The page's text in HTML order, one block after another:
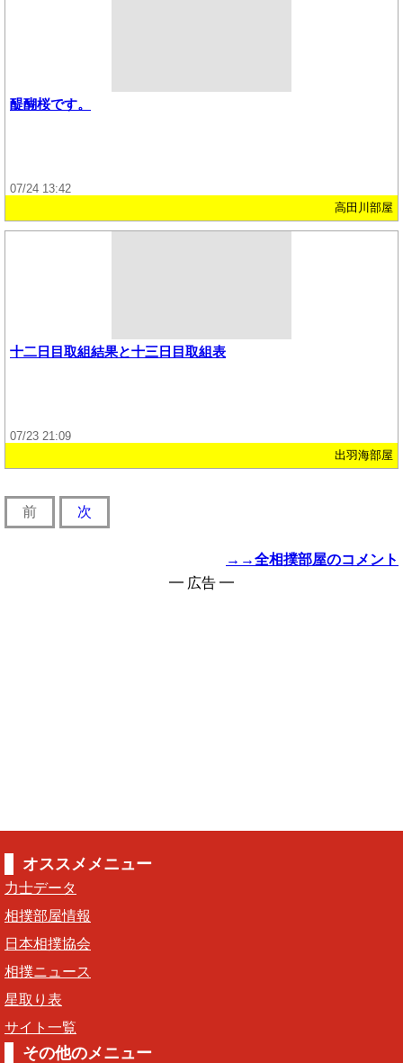
醍醐桜です。
07/24 13:42
高田川部屋
十二日目取組結果と十三日目取組表
07/23 21:09
出羽海部屋
前 次
→→全相撲部屋のコメント
━ 広告 ━
オススメメニュー
力士データ
相撲部屋情報
日本相撲協会
相撲ニュース
星取り表
サイト一覧
その他のメニュー